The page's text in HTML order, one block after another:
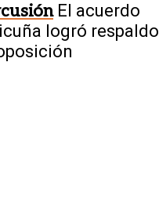
El acuerdo
logró respaldo